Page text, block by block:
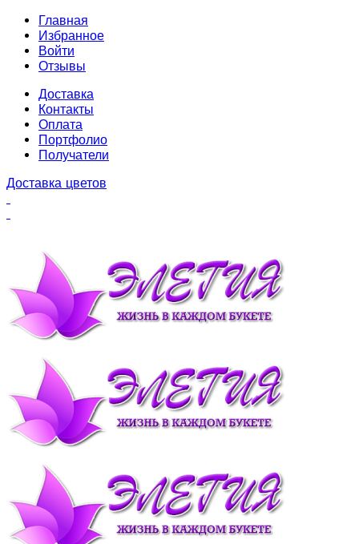
Главная
Избранное
Войти
Отзывы
Доставка
Контакты
Оплата
Портфолио
Получатели
Доставка цветов